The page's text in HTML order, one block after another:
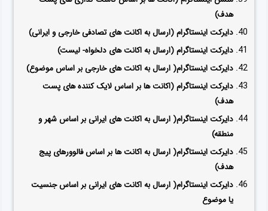
هدف)
دایرکت اینستاگرام (ارسال به اکانت های تصادفی خارجی و ایرانی)
دایرکت اینستاگرام (ارسال به اکانت های دلخواه- لیست)
دایرکت اینستاگرام( ارسال به اکانت های خارجی بر اساس موضوع)
دایرکت اینستاگرام (اکانت ها بر اساس لایک کننده های پست
هدف)
دایرکت اینستاگرام( ارسال به اکانت های ایرانی بر اساس شهر و
منطقه)
دایرکت اینستاگرام( ارسال به اکانت ها بر اساس فالوورهای پیج
هدف)
دایرکت اینستاگرام( ارسال به اکانت های ایرانی بر اساس جنسیت
یا موضوع